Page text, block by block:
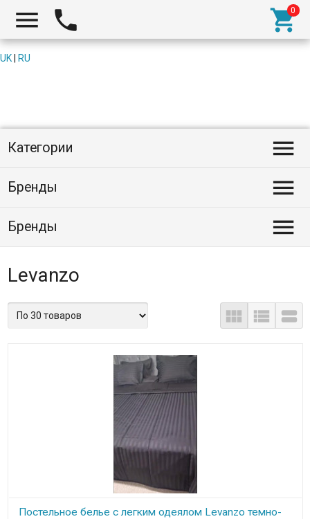
  
UK RU
Категории 
Бренды 
Бренды 
Levanzo
  
Постельное белье с легким одеялом Levanzo темно-